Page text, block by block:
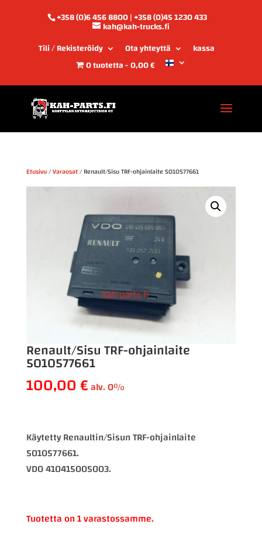
+358 (0)6 456 8800 | +358 (0)45 1230 433
kah@kah-trucks.fi
Tili / Rekisteröidy
Ota yhteyttä
kassa
0 tuotetta 0,00 €
Etusivu/Varaosat/ Renault/Sisu TRF-ohjainlaite 5010577661
Renault/Sisu TRF-ohjainlaite
5010577661
100,00€alv. 0%
Käytetty Renaultin/Sisun TRF-ohjainlaite
5010577661.
VDO 410415005003.
Tuotetta on 1 varastossamme.